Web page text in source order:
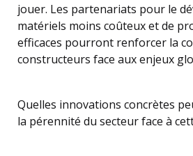
jouer. Les partenariats pour le
matériels moins coûteux et de
efficaces pourront renforcer la
constructeurs face aux enjeux
Quelles innovations concrètes
la pérennité du secteur face à